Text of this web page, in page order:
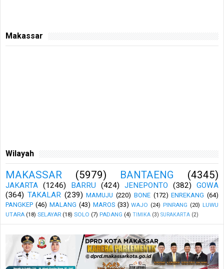
Makassar
Wilayah
MAKASSAR (5979) BANTAENG (4345)
JAKARTA (1246) BARRU (424) JENEPONTO (382)
GOWA
(364) TAKALAR (239) MAMUJU (220) BONE (172) ENREKANG (64)
PANGKEP (46) MALANG (43) MAROS (33) WAJO (24) PINRANG (20) LUWU
UTARA (18) SELAYAR (18) SOLO (7) PADANG (4) TIMIKA (3) SURAKARTA (2)